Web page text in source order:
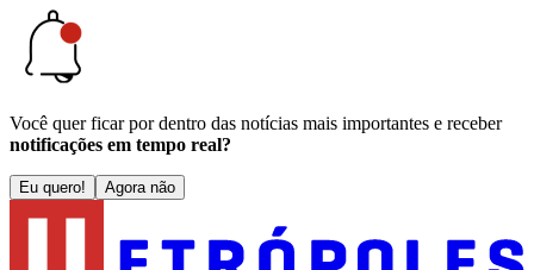
Você quer ficar por dentro das notícias mais importantes e receber
notificações em tempo real?
Eu quero! Agora não